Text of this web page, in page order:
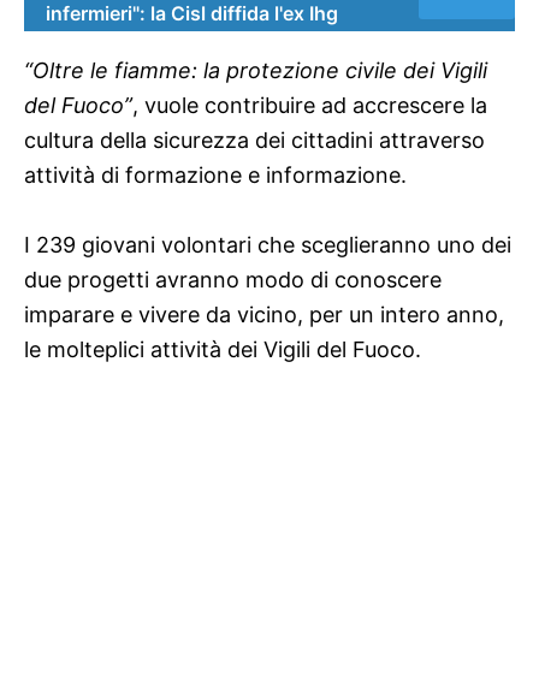
infermieri": la Cisl diffida l'ex Ihg
“Oltre le fiamme: la protezione civile dei Vigili
del Fuoco”, vuole contribuire ad accrescere la
cultura della sicurezza dei cittadini attraverso
attività di formazione e informazione.
I 239 giovani volontari che sceglieranno uno dei
due progetti avranno modo di conoscere
imparare e vivere da vicino, per un intero anno,
le molteplici attività dei Vigili del Fuoco.